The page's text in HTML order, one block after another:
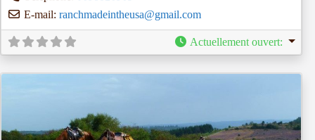
E-mail: ranchmadeintheusa@gmail.com
Actuellement ouvert: